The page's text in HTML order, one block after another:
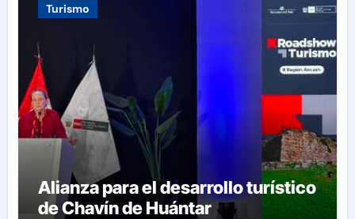
Turismo
Alianza para el desarrollo turístico
de Chavín de Huántar